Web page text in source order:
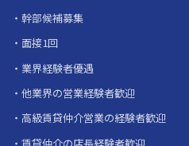
幹部候補募集
面接1回
業界経験者優遇
他業界の営業経験者歓迎
高級賃貸仲介営業の経験者歓迎
賃貸仲介の店長経験者歓迎